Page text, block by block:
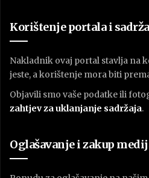
Korištenje portala i
Nakladnik ovaj portal stavlja na
jeste, a korištenje mora biti
Objavili smo vaše podatke ili
zahtjev za uklanjanje sadržaja.
Oglašavanje i zakup